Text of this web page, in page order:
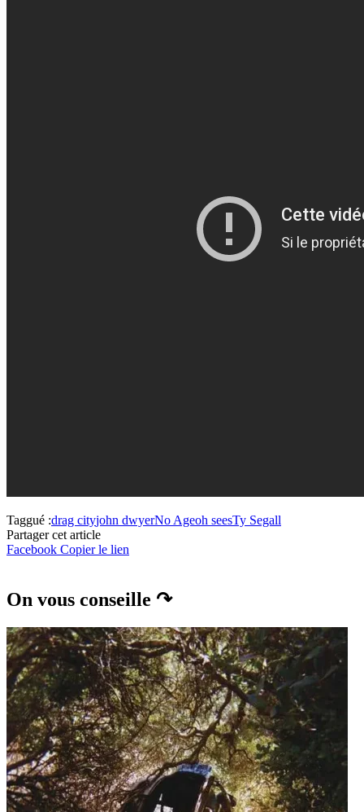
Taggué :drag cityjohn dwyerNo Ageoh seesTy Segall
Partager cet article
Facebook Copier le lien
On vous conseille ↷